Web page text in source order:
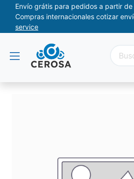
Envío grátis para pedidos a partir
Compras internacionales cotizar
service